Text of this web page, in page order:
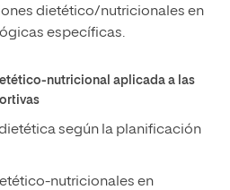
dietético/nutricionales en
específicas.
nutricional aplicada a las
según la planificación
nutricionales en